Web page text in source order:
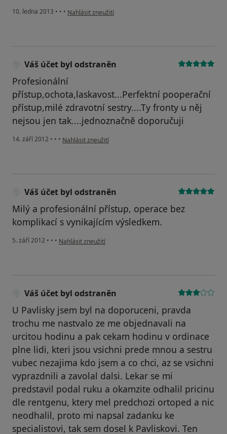
10. ledna 2013 • • • podle názoru uživatele Váš účet byl odstraněn
Nahlásit zneužití
Váš účet byl odstraněn
Profesionální
přístup,ochota,laskavost...Perfektní pooperační
přístup,milé zdravotní sestry....Ty fronty u něj
nejsou jen tak....jednoznačně doporučuji
14. září 2012 • • • podle názoru uživatele Váš účet byl odstraněn
Nahlásit zneužití
Váš účet byl odstraněn
Milý a profesionální přístup, operace bez
komplikací s vynikajícím výsledkem.
5. září 2012 • • • podle názoru uživatele Váš účet byl odstraněn
Nahlásit zneužití
Váš účet byl odstraněn
U Pavlisky jsem byl na doporuceni, pravda
trochu me nastvalo ze me objednavali na
urcitou hodinu a pak cekam hodinu v ordinace
plne lidi, kteri jsou vsichni prede mnou a sestru
vubec nezajima kdo jsem a co chci, az se vsichni
vyprazdnili a zavolal dalsi. Lekar se mi
predstavil podal ruku a okamzite odhalil pricinu
dle rentgenu, ktery mel predchozi ortoped a nic
neodhalil, proto mi napsal zadanku ke
specialistovi, tak sem dosel k Pavliskovi. Ten